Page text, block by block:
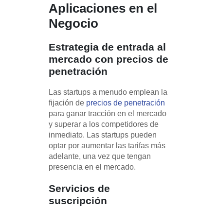
Aplicaciones en el
Negocio
Estrategia de entrada al
mercado con precios de
penetración
Las startups a menudo emplean la
fijación de precios de penetración
para ganar tracción en el mercado
y superar a los competidores de
inmediato. Las startups pueden
optar por aumentar las tarifas más
adelante, una vez que tengan
presencia en el mercado.
Servicios de
suscripción